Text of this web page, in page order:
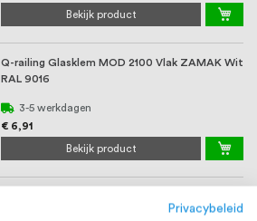
Bekijk product
Q-railing Glasklem MOD 2100 Vlak ZAMAK Wit
RAL 9016
3-5 werkdagen
€ 6,91
Bekijk product
Privacybeleid